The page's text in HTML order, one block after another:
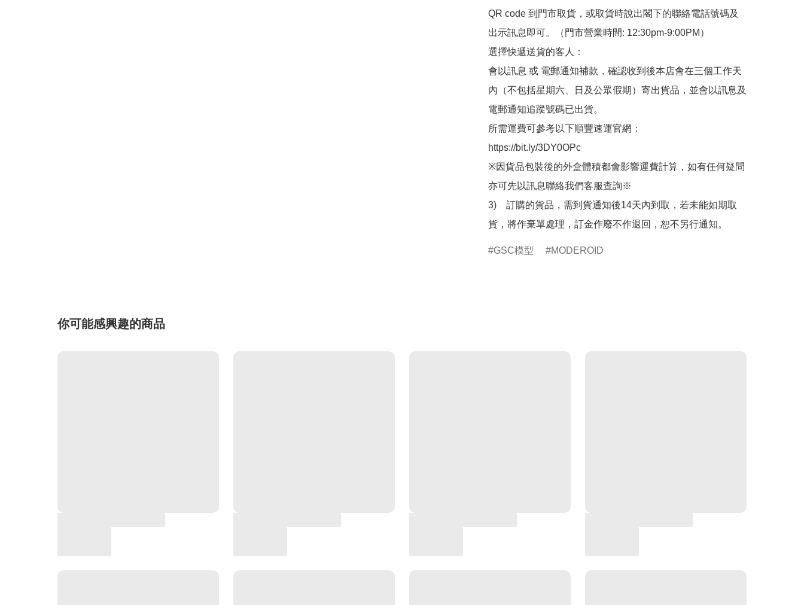
QR code 到門市取貨，或取貨時說出閣下的聯絡電話號碼及
出示訊息即可。（門市營業時間: 12:30pm-9:00PM）
選擇快遞送貨的客人：
會以訊息 或 電郵通知補款，確認收到後本店會在三個工作天
內（不包括星期六、日及公眾假期）寄出貨品，並會以訊息及
電郵通知追蹤號碼已出貨。
所需運費可參考以下順豐速運官網：
https://bit.ly/3DY0OPc
※因貨品包裝後的外盒體積都會影響運費計算，如有任何疑問
亦可先以訊息聯絡我們客服查詢※
3)　訂購的貨品，需到貨通知後14天內到取，若未能如期取
貨，將作棄單處理，訂金作廢不作退回，恕不另行通知。
GSC模型 MODEROID
你可能感興趣的商品